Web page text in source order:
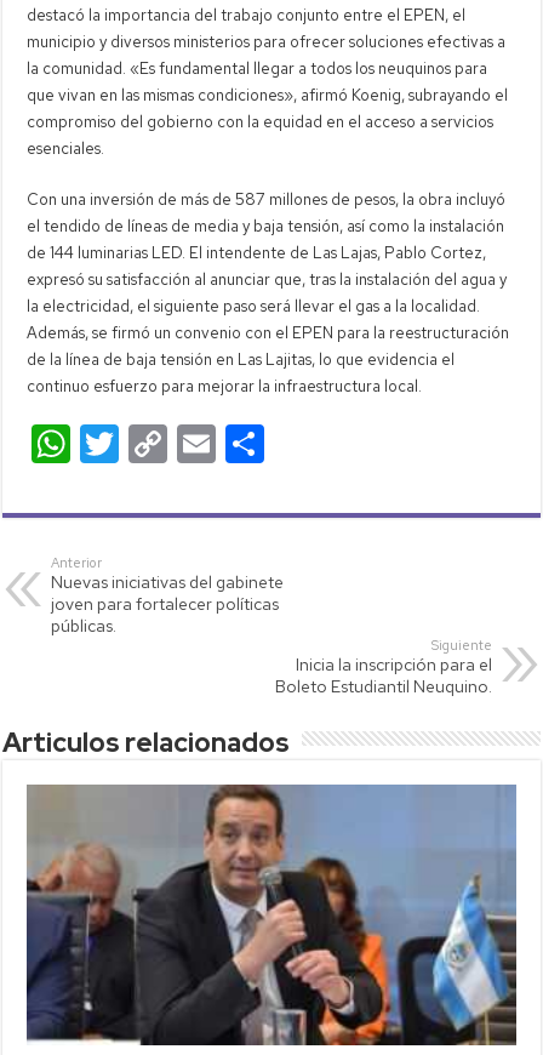
destacó la importancia del trabajo conjunto entre el EPEN, el
municipio y diversos ministerios para ofrecer soluciones efectivas a
la comunidad. «Es fundamental llegar a todos los neuquinos para
que vivan en las mismas condiciones», afirmó Koenig, subrayando el
compromiso del gobierno con la equidad en el acceso a servicios
esenciales.
Con una inversión de más de 587 millones de pesos, la obra incluyó
el tendido de líneas de media y baja tensión, así como la instalación
de 144 luminarias LED. El intendente de Las Lajas, Pablo Cortez,
expresó su satisfacción al anunciar que, tras la instalación del agua y
la electricidad, el siguiente paso será llevar el gas a la localidad.
Además, se firmó un convenio con el EPEN para la reestructuración
de la línea de baja tensión en Las Lajitas, lo que evidencia el
continuo esfuerzo para mejorar la infraestructura local.
W
at
s
A
p
T
tt
C
p
Li
E
ail m
ar
Anterior
Nuevas iniciativas del gabinete
joven para fortalecer políticas
públicas.
Siguiente
Inicia la inscripción para el
Boleto Estudiantil Neuquino.
Articulos relacionados